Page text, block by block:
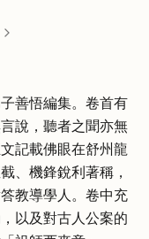
善悟編集。卷首有
說，聽者之聞亦無
記載佛眼在舒州龍
、機鋒銳利著稱，
教導學人。卷中充
以及對古人公案的